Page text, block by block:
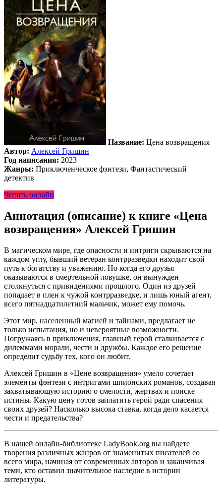
Название: Цена возвращения
Автор: Алексей Гришин
Год написания: 2023
Жанры: Приключенческое фэнтези, Фантастический
детектив
Читать онлайн
Аннотация (описание) к книге «Цена
возвращения» Алексей Гришин
В магическом мире, где опасности и интриги скрываются на
каждом углу, бывший ветеран контрразведки находит свой
путь к богатству и уважению. Но когда его друзья
оказываются в смертельной ловушке, он вынужден
столкнуться с привидениями прошлого. Один из друзей
попадает в плен к чужой контрразведке, и лишь юный агент,
всего пятнадцатилетний мальчик, может ему помочь.
Этот мир, населенный магией и тайнами, предлагает не
только испытания, но и невероятные возможности.
Погружаясь в приключения, главный герой сталкивается с
дилеммами морали, чести и дружбы. Каждое его решение
определит судьбу тех, кого он любит.
Алексей Гришин в «Цене возвращения» умело сочетает
элементы фэнтези с интригами шпионских романов, создавая
захватывающую историю о смелости, жертвах и поиске
истины. Какую цену готов заплатить герой ради спасения
своих друзей? Насколько высока ставка, когда дело касается
чести и предательства?
В нашей онлайн-библиотеке LadyBook.org вы найдете
творения различных жанров от знаменитых писателей со
всего мира, начиная от современных авторов и заканчивая
теми, кто оставил значительное наследие в истории
литературы.